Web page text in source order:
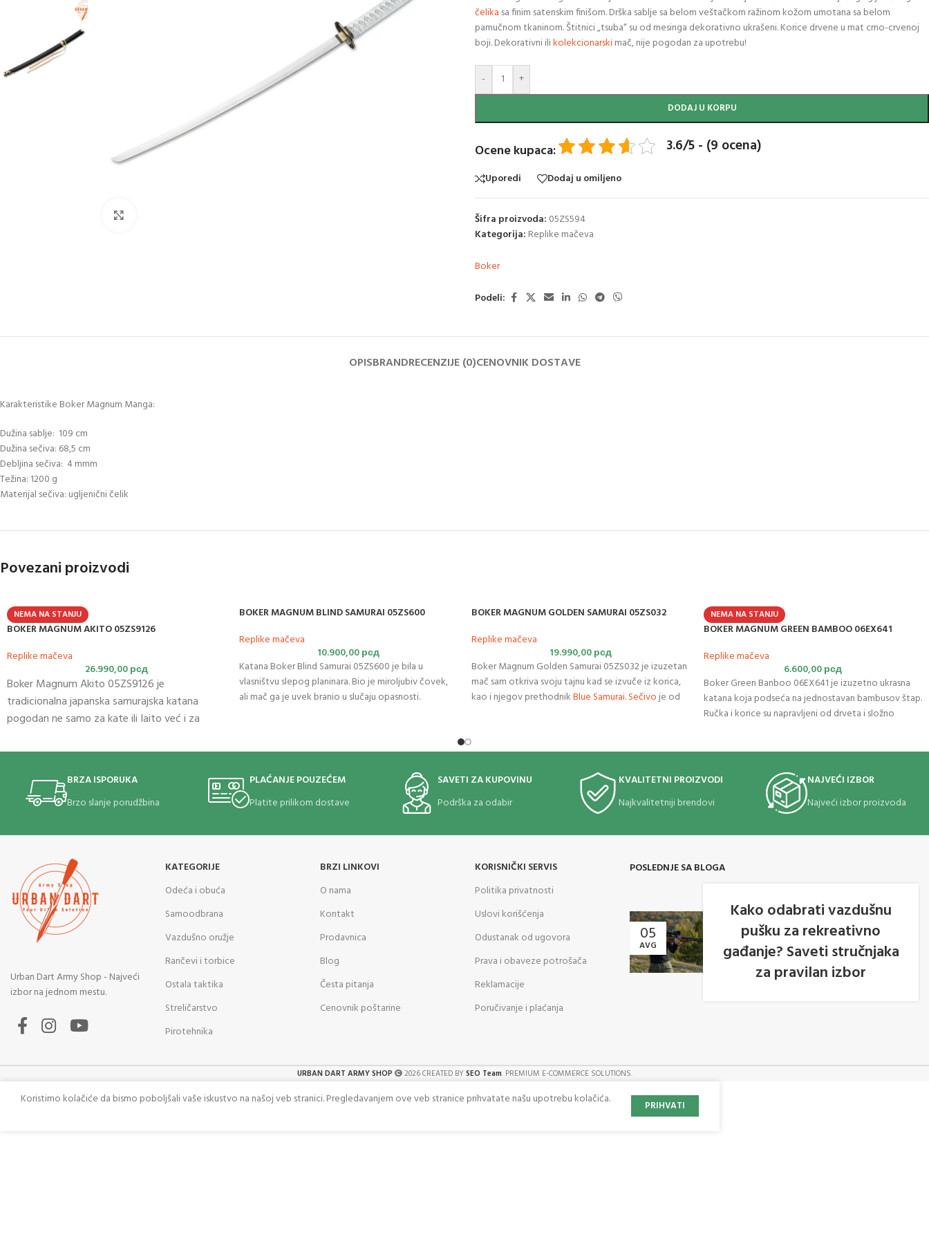
čelika sa finim satenskim finišom. Drška sablje sa belom veštačkom ražinom kožom umotana sa belom
pamučnom tkaninom. Štitnici „tsuba“ su od mesinga dekorativno ukrašeni. Korice drvene u mat crno-crvenoj
boji. Dekorativni ilikolekcionarskimač, nije pogodan za upotrebu!
- +
DODAJ U KORPU
Ocene kupaca: 3.6/5 - (9 ocena)
Uporedi Dodaj u omiljeno
Šifra proizvoda: 05ZS594
Kategorija: Replike mačeva
Boker
Podeli:
OPISBRANDRECENZIJE (0)CENOVNIK DOSTAVE
Karakteristike Boker Magnum Manga:
Dužina sablje: 109 cm
Dužina sečiva: 68,5 cm
Debljina sečiva: 4 mmm
Težina: 1200 g
Materijal sečiva: ugljenični čelik
Povezani proizvodi
NEMA NA STANJU
BOKER MAGNUM AKITO 05ZS9126
Replike mačeva
26.990,00рсд
Boker Magnum Akito 05ZS9126 je
tradicionalna japanska samurajska katana
pogodan ne samo za kate ili Iaito već i za
ugljeničnogčelika1045 sa finim satenskim
takodje moze ostriti po potrebi. Izuzetno
stabilna konstrukcija daje autentičan izgled
skoro do kraja drške obezbeđeno sa 2
mekugisa. Samurajska katana se isporučuje sa
drvenim lakiranim koricama zajedno sa
tradicionalnim očima (Kurigata i Shito-Dome)
BOKER MAGNUM BLIND SAMURAI 05ZS600
Replike mačeva
10.900,00рсд
Katana Boker Blind Samurai 05ZS600 je bila u
vlasništvu slepog planinara. Bio je miroljubiv čovek,
ali mač ga je uvek branio u slučaju opasnosti.
BOKER MAGNUM GOLDEN SAMURAI 05ZS032
Replike mačeva
19.990,00рсд
Boker Magnum Golden Samurai 05ZS032 je izuzetan
mač sam otkriva svoju tajnu kad se izvuče iz korica,
kao i njegov prethodnikBlue Samurai.Sečivoje od
finiširana sa zlatnim akcentima. Drška katane
omotana crnom pamučnom tkaninom. Štitnici
“tsuba” i delovi na koricama su od mesinga. Lakirane
NEMA NA STANJU
BOKER MAGNUM GREEN BAMBOO 06EX641
Replike mačeva
6.600,00рсд
Boker Green Banboo 06EX641 je izuzetno ukrasna
katana koja podseća na jednostavan bambusov štap.
Ručka i korice su napravljeni od drveta i složno
BRZA ISPORUKA
Brzo slanje porudžbina
PLAĆANJE POUZEĆEM
Platite prilikom dostave
SAVETI ZA KUPOVINU
Podrška za odabir
KVALITETNI PROIZVODI
Najkvalitetniji brendovi
NAJVEĆI IZBOR
Najveći izbor proizvoda
Urban Dart Army Shop - Najveći
izbor na jednom mestu.
KATEGORIJE
Odeća i obuća
Samoodbrana
Vazdušno oružje
Rančevi i torbice
Ostala taktika
Streličarstvo
Pirotehnika
BRZI LINKOVI
O nama
Kontakt
Prodavnica
Blog
Česta pitanja
Cenovnik poštarine
KORISNIČKI SERVIS
Politika privatnosti
Uslovi korišćenja
Odustanak od ugovora
Prava i obaveze potrošača
Reklamacije
Poručivanje i plaćanja
POSLEDNJE SA BLOGA
05
AVG
Kako odabrati vazdušnu
pušku za rekreativno
gađanje? Saveti stručnjaka
za pravilan izbor
URBAN DART ARMY SHOP 2026 CREATED BYSEO Team. PREMIUM E-COMMERCE SOLUTIONS.
Koristimo kolačiće da bismo poboljšali vaše iskustvo na našoj veb stranici. Pregledavanjem ove veb stranice prihvatate našu upotrebu kolačića. PRIHVATI